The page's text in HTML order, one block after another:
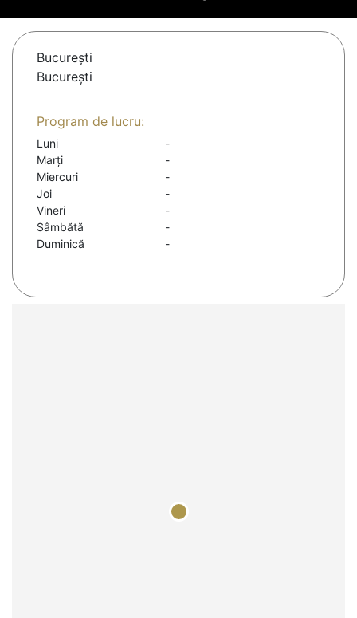
Bucureşti
București
Program de lucru:
Luni
-
Marți
-
Miercuri
-
Joi
-
Vineri
-
Sâmbătă
-
Duminică
-